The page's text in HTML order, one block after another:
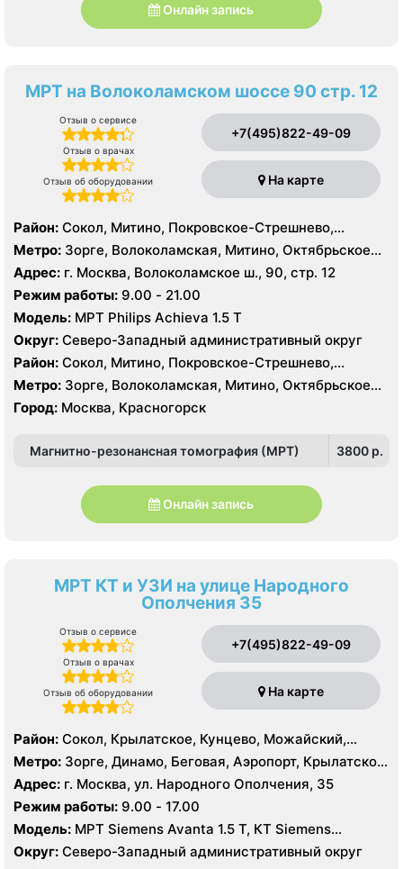
Онлайн запись
МРТ на Волоколамском шоссе 90 стр. 12
Отзыв о сервисе
Отзыв о врачах
Отзыв об оборудовании
+7(495)822-49-09
На карте
Район: Сокол, Митино, Покровское-Стрешнево,
Северное Тушино, Строгино, Хорошёво-Мнёвники,
Щукино, Южное Тушино
Метро: Зорге, Волоколамская, Митино, Октябрьское
поле, Панфиловская, Планерная, Сокол, Спартак,
Стрешнево, Сходненская, Тушинская, Щукинская
Адрес: г. Москва, Волоколамское ш., 90, стр. 12
Режим работы: 9.00 - 21.00
Модель: МРТ Philips Achieva 1.5 T
Округ: Северо-Западный административный округ
Район: Сокол, Митино, Покровское-Стрешнево,
Северное Тушино, Строгино, Хорошёво-Мнёвники,
Щукино, Южное Тушино
Метро: Зорге, Волоколамская, Митино, Октябрьское
поле, Панфиловская, Планерная, Сокол, Спартак,
Стрешнево, Сходненская, Тушинская, Щукинская
Город: Москва, Красногорск
Магнитно-резонансная томография (МРТ) 3800 p.
Онлайн запись
МРТ КТ и УЗИ на улице Народного
Ополчения 35
Отзыв о сервисе
Отзыв о врачах
Отзыв об оборудовании
+7(495)822-49-09
На карте
Район: Сокол, Крылатское, Кунцево, Можайский,
Филёвский Парк, Покровское-Стрешнево, Северное
Тушино, Строгино, Хорошёво-Мнёвники, Щукино,
Южное Тушино
Метро: Зорге, Динамо, Беговая, Аэропорт, Крылатское,
Молодежная, Октябрьское поле, Панфиловская,
Петровский парк, Сокол, Стрешнево, Хорошево,
Хорошевская, ЦСКА, Щукинская, Мнёвники
Адрес: г. Москва, ул. Народного Ополчения, 35
Режим работы: 9.00 - 17.00
Модель: МРТ Siemens Avanta 1.5 Т, КТ Siemens
SOMATOM Emotion 16 срезов, УЗИ
Округ: Северо-Западный административный округ